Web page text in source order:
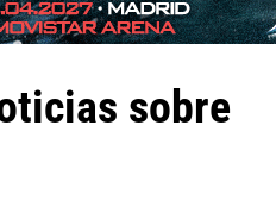
sobre